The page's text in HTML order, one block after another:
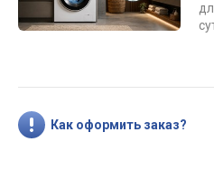
Как оформить заказ?